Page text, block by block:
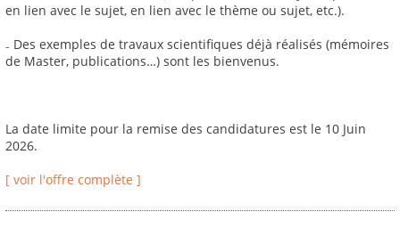
en lien avec le sujet, en lien avec le thème ou sujet, etc.).
₋ Des exemples de travaux scientifiques déjà réalisés (mémoires
de Master, publications…) sont les bienvenus.
La date limite pour la remise des candidatures est le 10 Juin
2026.
[ voir l'offre complète ]